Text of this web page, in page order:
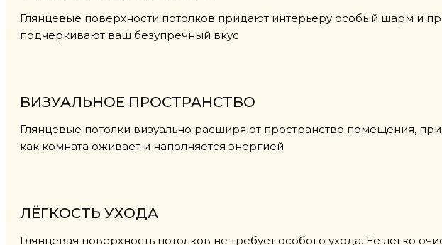
Глянцевые поверхности потолков придают интерьеру особый шарм и
подчеркивают ваш безупречный вкус
ВИЗУАЛЬНОЕ ПРОСТРАНСТВО
Глянцевые потолки визуально расширяют пространство помещения,
как комната оживает и наполняется энергией
ЛЁГКОСТЬ УХОДА
Глянцевая поверхность потолков не требует особого ухода. Ее легко